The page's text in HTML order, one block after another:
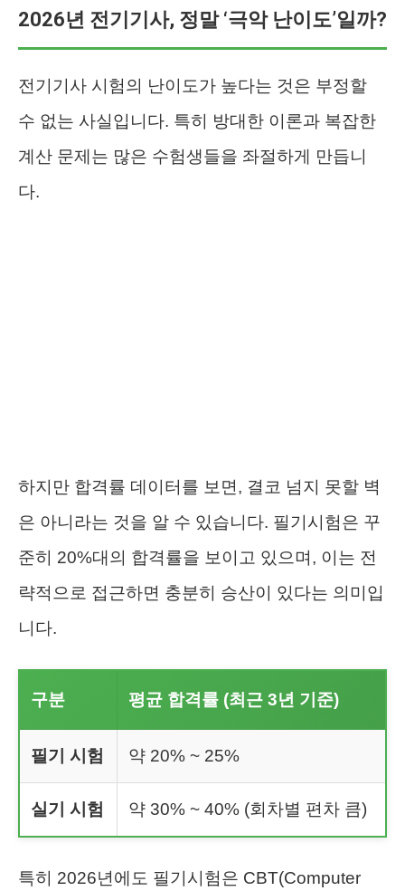
2026년 전기기사, 정말 ‘극악 난이도’일까?
전기기사 시험의 난이도가 높다는 것은 부정할
수 없는 사실입니다. 특히 방대한 이론과 복잡한
계산 문제는 많은 수험생들을 좌절하게 만듭니
다.
하지만 합격률 데이터를 보면, 결코 넘지 못할 벽
은 아니라는 것을 알 수 있습니다. 필기시험은 꾸
준히 20%대의 합격률을 보이고 있으며, 이는 전
략적으로 접근하면 충분히 승산이 있다는 의미입
니다.
구분 평균 합격률 (최근 3년 기준)
필기 시험 약 20% ~ 25%
실기 시험 약 30% ~ 40% (회차별 편차 큼)
특히 2026년에도 필기시험은 CBT(Computer